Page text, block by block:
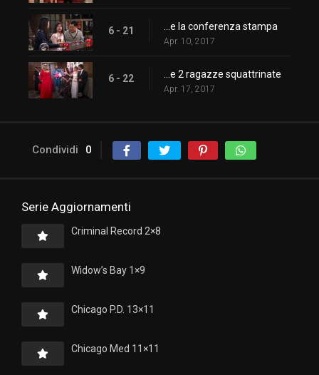
6 - 21 ...e la conferenza stampa
Apr. 10, 2017
6 - 22 ...e 2 ragazze squattrinate
Apr. 17, 2017
Condividi 0
Serie Aggiornamenti
Criminal Record 2×8
Widow’s Bay 1×9
Chicago P.D. 13×11
Chicago Med 11×11